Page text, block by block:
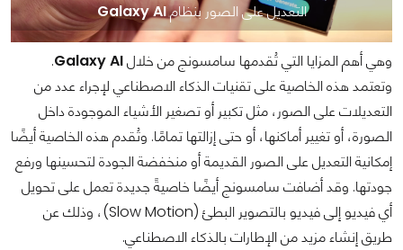
التعديل على الصور بنظامGalaxy AI
وهي أهم المزايا التي تُقدمها سامسونج من خلالGalaxy AI
.
وتعتمد هذه الخاصية على تقنيات الذكاء الاصطناعي لإجراء عدد من
التعديلات على الصور، مثل تكبير أو تصغير الأشياء الموجودة داخل
الصورة، أو تغيير أماكنها، أو حتى إزالتها تمامًا. وتُقدم هذه الخاصية أيضًا
إمكانية التعديل على الصور القديمة أو منخفضة الجودة لتحسينها ورفع
جودتها. وقد أضافت سامسونج أيضًا خاصيةً جديدة تعمل على تحويل
أي فيديو إلى فيديو بالتصوير البطئ (Slow Motion)، وذلك عن
طريق إنشاء مزيد من الإطارات بالذكاء الاصطناعي.